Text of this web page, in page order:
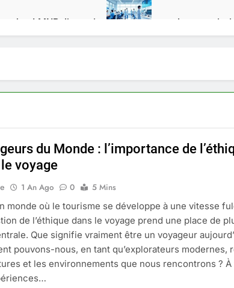
LMNP d’occasion Ifdak : comprendre ses
4 Mois Ago
en 2025 ?Okrami : comprendre ses
4 Mois Ago
gratuit spécialement conçu pour collégiens et
à connaître en 2025
5 Mois Ago
l’eucalyptus gunnii pour votre jardin
du Monde : l’importance de
voyage
1 An Ago 0
5 Mins
monde où le tourisme se développe à une vitesse
de l’éthique dans le voyage prend une place de
Que signifie vraiment être un voyageur
pouvons-nous, en tant qu’explorateurs modernes,
et les environnements que nous rencontrons ? À